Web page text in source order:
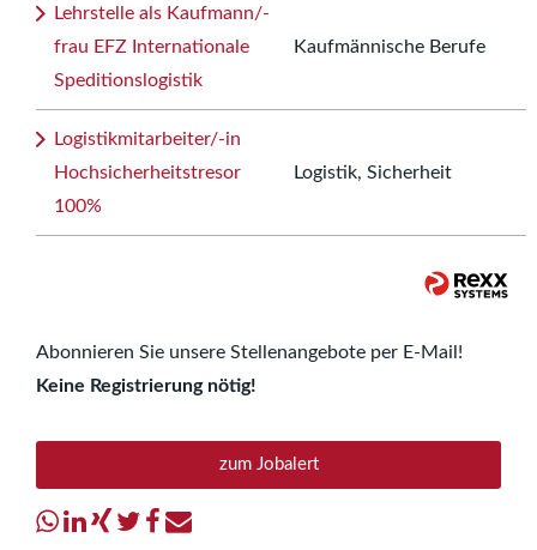
Lehrstelle als Kaufmann/-
frau EFZ Internationale
Speditionslogistik
Kaufmännische Berufe
Logistikmitarbeiter/-in
Hochsicherheitstresor
100%
Logistik, Sicherheit
Abonnieren Sie unsere Stellenangebote per E-Mail!
Keine Registrierung nötig!
zum Jobalert